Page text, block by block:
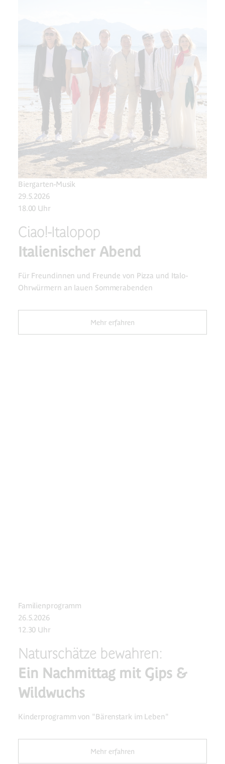
Biergarten-Musik
29.5.2026
18.00 Uhr
Ciao!-Italopop
Italienischer Abend
Für Freundinnen und Freunde von Pizza und Italo-
Ohrwürmern‍ an lauen Sommerabenden
Mehr erfahren
Familienprogramm
26.5.2026
12.30 Uhr
Naturschätze bewahren:
Ein Nachmittag mit Gips &
Wildwuchs
Kinderprogramm von "Bärenstark im Leben"
Mehr erfahren